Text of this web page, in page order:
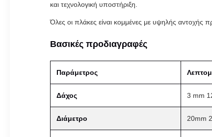
και τεχνολογική υποστήριξη.
Όλες οι πλάκες είναι κομμένες με υψηλής
Βασικές προδιαγραφές
Παράμετρος
Δάχος 3 mm
Διάμετρο 20mm